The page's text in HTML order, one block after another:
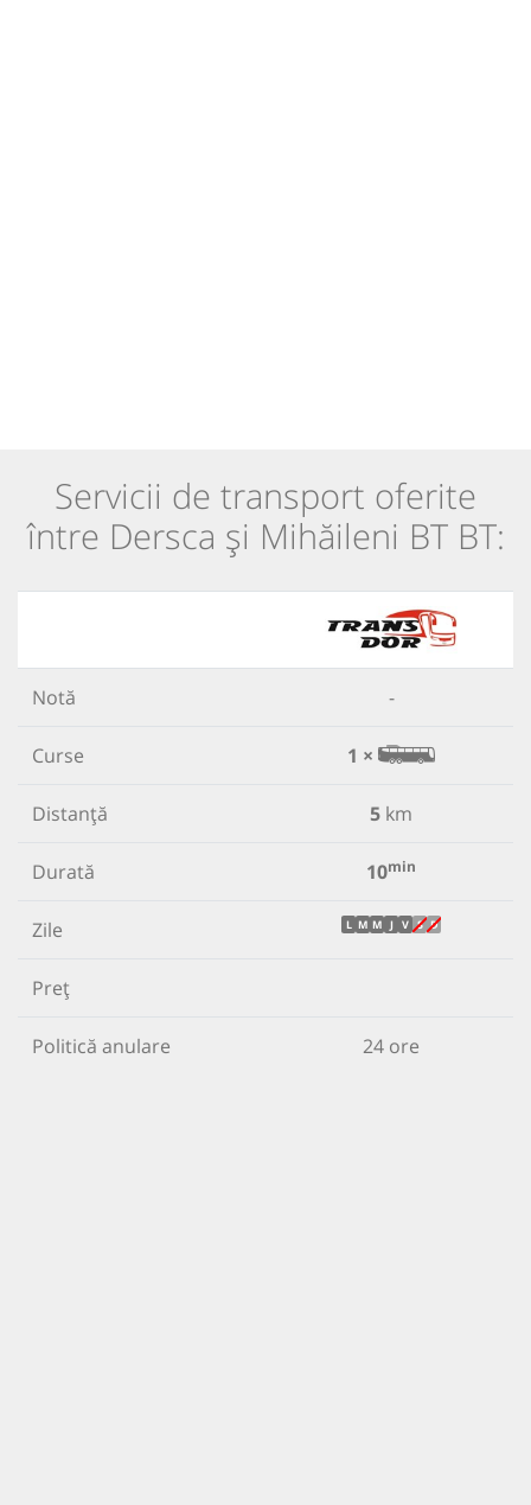
Servicii de transport oferite
între Dersca și Mihăileni BT BT:
Notă -
Curse 1 ×
Distanță 5 km
Durată 10min
Zile L M M J V S D
Preț
Politică anulare 24 ore